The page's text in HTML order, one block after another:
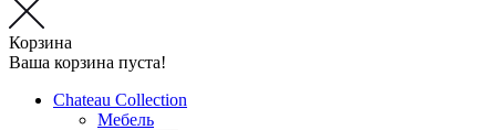
Корзина
Ваша корзина пуста!
Chateau Collection
Мебель